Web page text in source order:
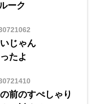
ーク
じゃん
たよ
前のすぺしゃり